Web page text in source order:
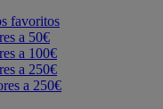
favoritos
a 50€
a 100€
a 250€
a 250€